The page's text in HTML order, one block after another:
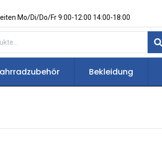
Mo/Di/Do/Fr 9:00-12:00 14:00-18:00
Bekleidung